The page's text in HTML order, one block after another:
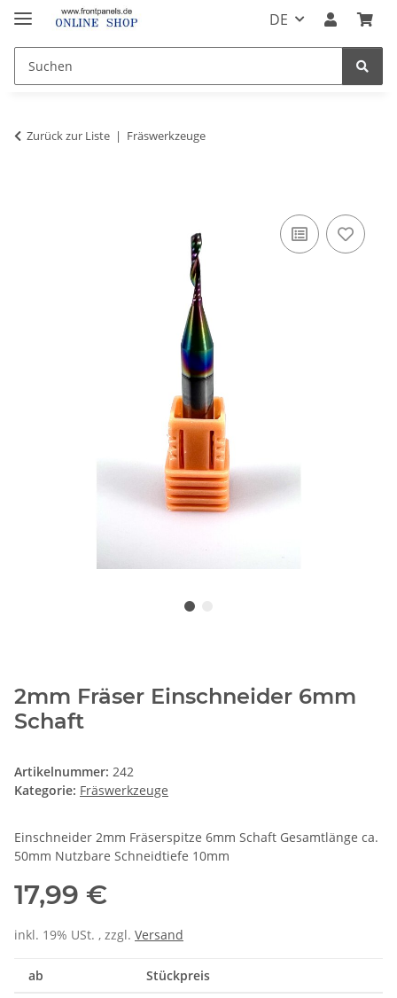
DE
Zurück zur Liste Fräswerkzeuge
2mm Fräser Einschneider 6mm
Schaft
Artikelnummer: 242
Kategorie: Fräswerkzeuge
Einschneider 2mm Fräserspitze 6mm Schaft Gesamtlänge ca.
50mm Nutzbare Schneidtiefe 10mm
17,99 €
inkl. 19% USt. , zzgl. Versand
ab Stückpreis